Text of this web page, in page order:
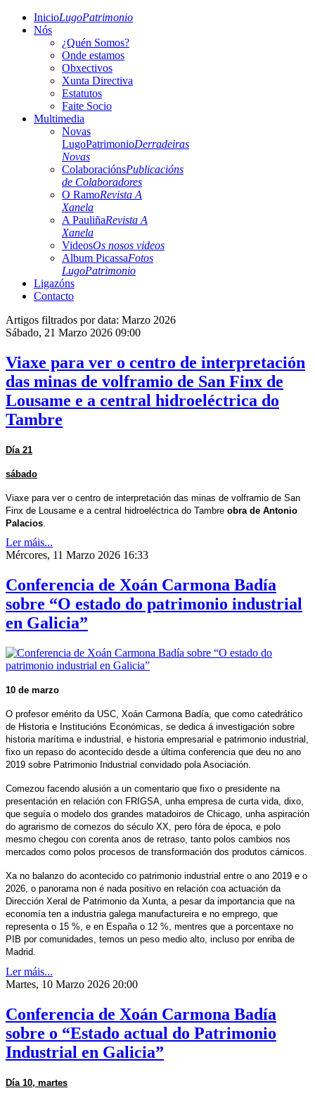
InicioLugoPatrimonio
Nós
¿Quén Somos?
Onde estamos
Obxectivos
Xunta Directiva
Estatutos
Faite Socio
Multimedia
Novas
LugoPatrimonioDerradeiras
Novas
ColaboraciónsPublicacións
de Colaboradores
O RamoRevista A
Xanela
A PauliñaRevista A
Xanela
VideosOs nosos videos
Album PicassaFotos
LugoPatrimonio
Ligazóns
Contacto
Artigos filtrados por data: Marzo 2026
Sábado, 21 Marzo 2026 09:00
Viaxe para ver o centro de interpretación
das minas de volframio de San Finx de
Lousame e a central hidroeléctrica do
Tambre
Día 21
sábado
Viaxe para ver o centro de interpretación das minas de volframio de San
Finx de Lousame e a central hidroeléctrica do Tambre obra de Antonio
Palacios
Ler máis...
Mércores, 11 Marzo 2026 16:33
Conferencia de Xoán Carmona Badía
sobre “O estado do patrimonio industrial
en Galicia”
10 de marzo
O profesor emérito da USC, Xoán Carmona Badía, que como catedrático
de Historia e Institucións Económicas, se dedica á investigación sobre
historia marítima e industrial, e historia empresarial e patrimonio industrial,
fixo un repaso do acontecido desde a última conferencia que deu no ano
2019 sobre Patrimonio Industrial convidado pola Asociación.
Comezou facendo alusión a un comentario que fixo o presidente na
presentación en relación con FRIGSA, unha empresa de curta vida, dixo,
que seguía o modelo dos grandes matadoiros de Chicago, unha aspiración
do agrarismo de comezos do século XX, pero fóra de época, e polo
mesmo chegou con corenta anos de retraso, tanto polos cambios nos
mercados como polos procesos de transformación dos produtos cárnicos.
Xa no balanzo do acontecido co patrimonio industrial entre o ano 2019 e o
2026, o panorama non é nada positivo en relación coa actuación da
Dirección Xeral de Patrimonio da Xunta, a pesar da importancia que na
economía ten a industria galega manufactureira e no emprego, que
representa o 15 %, e en España o 12 %, mentres que a porcentaxe no
PIB por comunidades, temos un peso medio alto, incluso por enriba de
Madrid.
Ler máis...
Martes, 10 Marzo 2026 20:00
Conferencia de Xoán Carmona Badía
sobre o “Estado actual do Patrimonio
Industrial en Galicia”
Día 10, martes